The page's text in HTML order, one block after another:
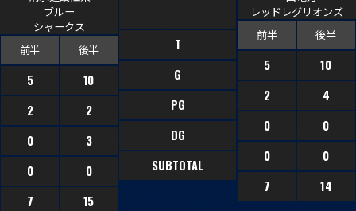
ブルー
シャークス
前半
後半
5
10
2
2
0
3
0
0
7
15
T
G
PG
DG
SUBTOTAL
レッドレグリオンズ
前半
後半
5
10
2
4
0
0
0
0
7
14